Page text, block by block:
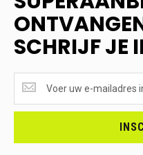
SCHRIJF JE
ONTVANGEN?
<br>SCHRIJF